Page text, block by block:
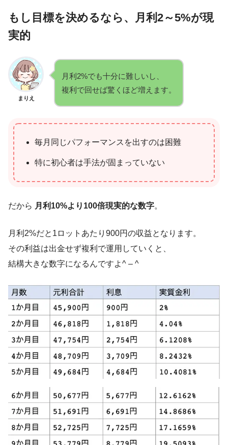
もし目標を決めるなら、月利2～5%が現
実的
まりえ
月利2%でも十分に難しいし、
複利で回せば驚くほど増えます。
毎月同じパフォーマンスを出すのは困難
特に初心者は手法が固まっていない
だから 月利10%より100倍現実的な数字。
月利2%だと1ロットあたり900円の収益となります。
その利益は出金せず複利で運用していくと、
結構大きな数字になるんですよ^ – ^